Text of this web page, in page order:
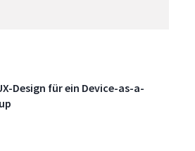
Design für ein Device-as-a-